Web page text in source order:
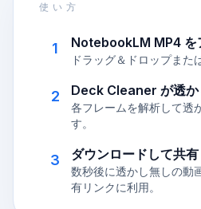
使い方
1 NotebookLM MP4 を
ドラッグ＆ドロップまた
2 Deck Cleaner が透か
各フレームを解析して透
す。
3 ダウンロードして共有
数秒後に透かし無しの動
有リンクに利用。